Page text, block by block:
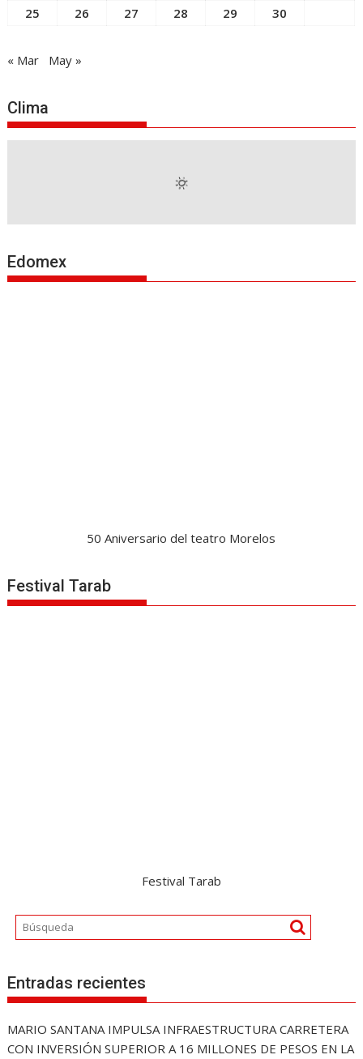
25
26 27 28 29 30
« Mar May »
Clima
Edomex
50 Aniversario del teatro Morelos
Festival Tarab
Festival Tarab
Entradas recientes
MARIO SANTANA IMPULSA INFRAESTRUCTURA CARRETERA
CON INVERSIÓN SUPERIOR A 16 MILLONES DE PESOS EN LA